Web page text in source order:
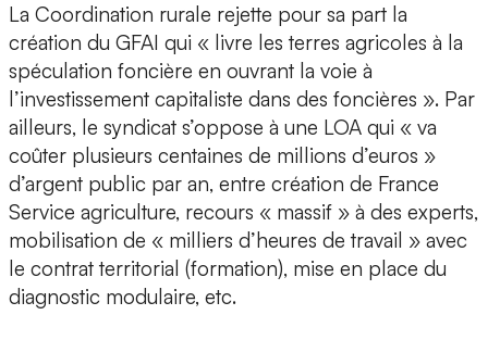
La Coordination rurale rejette pour sa part la
création du GFAI qui « livre les terres agricoles à la
spéculation foncière en ouvrant la voie à
l’investissement capitaliste dans des foncières ». Par
ailleurs, le syndicat s’oppose à une LOA qui « va
coûter plusieurs centaines de millions d’euros »
d’argent public par an, entre création de France
Service agriculture, recours « massif » à des experts,
mobilisation de « milliers d’heures de travail » avec
le contrat territorial (formation), mise en place du
diagnostic modulaire, etc.